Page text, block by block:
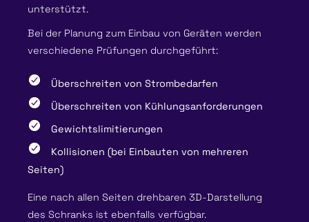
unterstützt.
Bei der Planung zum Einbau von Geräten werden
verschiedene Prüfungen durchgeführt:
Überschreiten von Strombedarfen
Überschreiten von Kühlungsanforderungen
Gewichtslimitierungen
Kollisionen (bei Einbauten von mehreren
Seiten)
Eine nach allen Seiten drehbaren 3D-Darstellung
des Schranks ist ebenfalls verfügbar.